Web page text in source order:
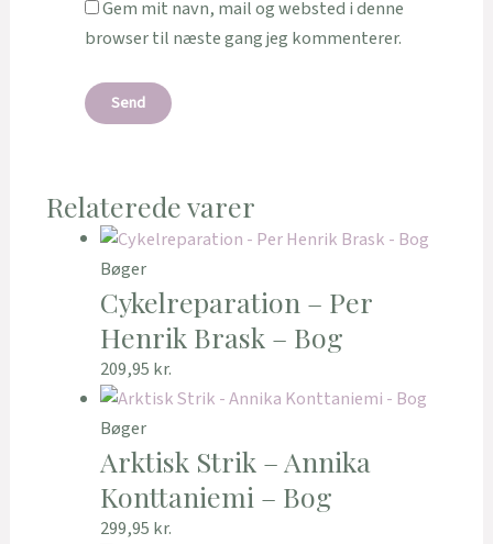
Gem mit navn, mail og websted i denne
browser til næste gang jeg kommenterer.
Relaterede varer
Bøger
Cykelreparation – Per
Henrik Brask – Bog
209,95 kr.
Bøger
Arktisk Strik – Annika
Konttaniemi – Bog
299,95 kr.